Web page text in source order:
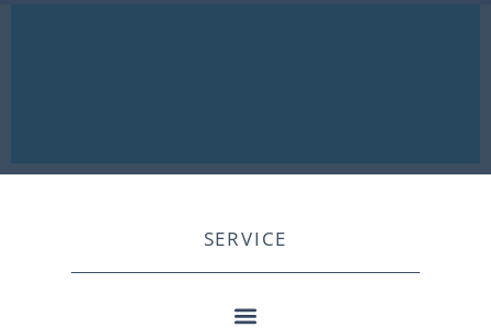
SERVICE